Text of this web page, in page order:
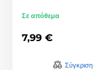
Σε απόθεμα
7,99 €
Σύγκριση